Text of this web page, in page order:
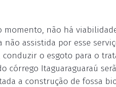
momento, não há
assistida por esse
o esgoto para o
córrego Itaguaraguaraú
a construção de fossa